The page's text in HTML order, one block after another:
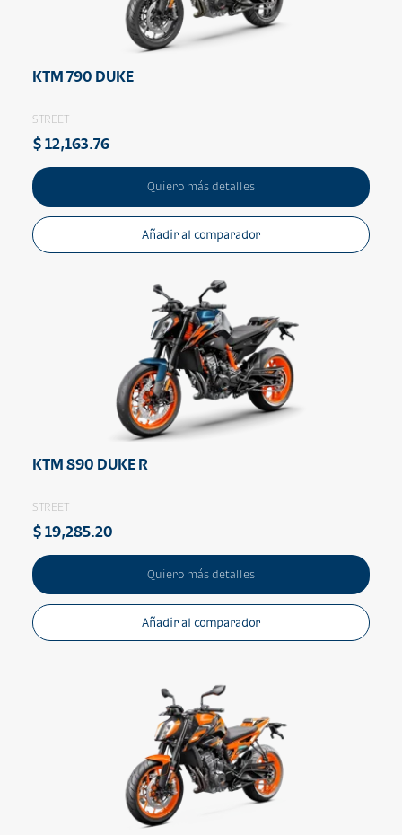
KTM 790 DUKE
STREET
$ 12,163.76
Quiero más detalles
Añadir al comparador
KTM 890 DUKE R
STREET
$ 19,285.20
Quiero más detalles
Añadir al comparador